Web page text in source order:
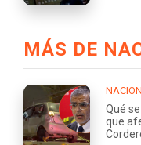
MÁS DE
Qué
que